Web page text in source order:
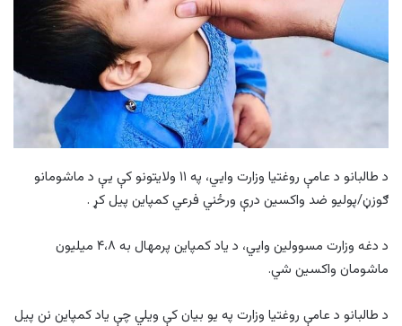
د طالبانو د عامې روغتیا وزارت وايي، په ۱۱ ولایتونو کې یې د ماشومانو
ګوزڼ/پوليو ضد واکسین درې ورځني فرعي کمپاین پيل کړ .
د دغه وزارت مسوولین وايي، د ياد کمپاين پرمهال به ۴،۸ میلیون
ماشومان واکسین شي.
د طالبانو د عامې روغتیا وزارت په یو بیان کې ويلي چې یاد کمپاین نن پیل